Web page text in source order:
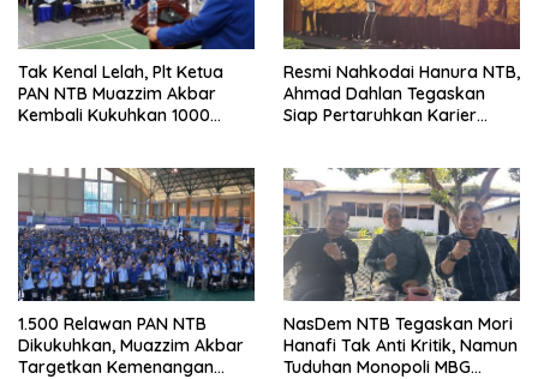
Tak Kenal Lelah, Plt Ketua
PAN NTB Muazzim Akbar
Kembali Kukuhkan 1000
Resmi Nahkodai Hanura NTB,
Ahmad Dahlan Tegaskan
Siap Pertaruhkan Karier
1.500 Relawan PAN NTB
Dikukuhkan, Muazzim Akbar
Targetkan Kemenangan
NasDem NTB Tegaskan Mori
Hanafi Tak Anti Kritik, Namun
Tuduhan Monopoli MBG